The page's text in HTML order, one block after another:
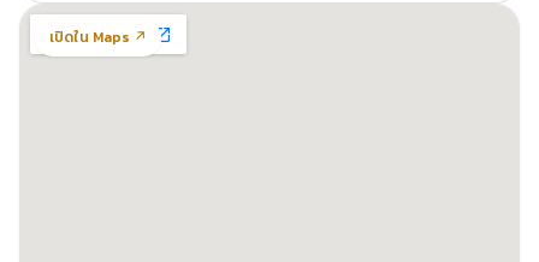
เปิดใน Maps ↗